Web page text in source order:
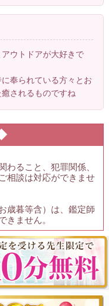
ウトドアが大好きで
奉られている方々とお
されるものですね
わること、犯罪関係、
相談は対応ができませ
歳暮等含）は、鑑定師
きません。